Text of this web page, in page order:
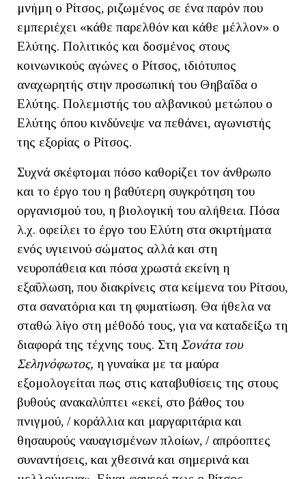
μνήμη ο Ρίτσος, ριζωμένος σε ένα παρόν που
εμπεριέχει «κάθε παρελθόν και κάθε μέλλον» ο
Ελύτης. Πολιτικός και δοσμένος στους
κοινωνικούς αγώνες ο Ρίτσος, ιδιότυπος
αναχωρητής στην προσωπική του Θηβαΐδα ο
Ελύτης. Πολεμιστής του αλβανικού μετώπου ο
Ελύτης όπου κινδύνεψε να πεθάνει, αγωνιστής
της εξορίας ο Ρίτσος.
Συχνά σκέφτομαι πόσο καθορίζει τον άνθρωπο
και το έργο του η βαθύτερη συγκρότηση του
οργανισμού του, η βιολογική του αλήθεια. Πόσα
λ.χ. οφείλει το έργο του Ελύτη στα σκιρτήματα
ενός υγιεινού σώματος αλλά και στη
νευροπάθεια και πόσα χρωστά εκείνη η
εξαΰλωση, που διακρίνεις στα κείμενα του Ρίτσου,
στα σανατόρια και τη φυματίωση. Θα ήθελα να
σταθώ λίγο στη μέθοδό τους, για να καταδείξω τη
διαφορά της τέχνης τους. Στη Σονάτα του
Σεληνόφωτος, η γυναίκα με τα μαύρα
εξομολογείται πως στις καταβυθίσεις της στους
βυθούς ανακαλύπτει «εκεί, στο βάθος του
πνιγμού, / κοράλλια και μαργαριτάρια και
θησαυρούς ναυαγισμένων πλοίων, / απρόοπτες
συναντήσεις, και χθεσινά και σημερινά και